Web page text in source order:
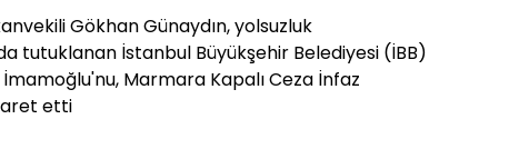
Gökhan Günaydın, yolsuzluk
tutuklanan İstanbul Büyükşehir Belediyesi (İBB)
İmamoğlu'nu, Marmara Kapalı Ceza İnfaz
etti